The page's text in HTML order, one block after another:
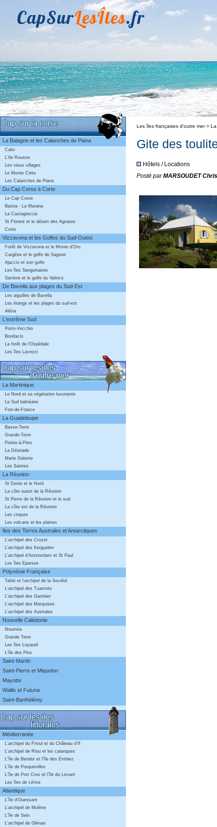
CapSurLesÎles.fr
La Balagne et les Calanches de Piana
Calvi
L'Ile Rousse
Les vieux villages
Le Monte Cinto
Les Calanches de Piana
Du Cap Corse à Corte
Le Cap Corse
Bastia - La Marana
La Castagniccia
St Florent et le désert des Agriates
Corte
Vizzavona et les Golfes du Sud-Ouest
Forêt de Vizzavona et le Monte d'Oro
Cargèse et le golfe de Sagone
Ajaccio et son golfe
Les îles Sanguinaires
Sartène et le golfe du Valinco
De Bavella aux plages du Sud-Est
Les aiguilles de Bavella
Les étangs et les plages du sud-est
Aléria
L'extrême Sud
Porto-Vecchio
Bonifacio
La forêt de l'Ospédale
Les îles Lavezzi
La Martinique
Le Nord et sa végétation luxuriante
Le Sud balnéaire
Fort-de-France
La Guadeloupe
Basse-Terre
Grande-Terre
Pointe-à-Pitre
La Désirade
Marie Galante
Les Saintes
La Réunion
St Denis et le Nord
La côte ouest de la Réunion
St Pierre de la Réunion et le sud
La côte est de la Réunion
Les cirques
Les volcans et les plaines
Iles des Terres Australes et Antarctiques
L'archipel des Crozet
L'archipel des Kerguelen
L'archipel d'Amsterdam et St Paul
Les îles Eparses
Polynésie Française
Tahiti et l'archipel de la Société
L'archipel des Tuamotu
L'archipel des Gambier
L'archipel des Marquises
L'archipel des Australes
Nouvelle Calédonie
Nouméa
Grande Terre
Les îles Loyauté
L'île des Pins
Saint-Martin
Saint-Pierre et Miquelon
Mayotte
Wallis et Futuna
Saint-Barthélémy
Méditerranée
L'archipel du Frioul et du Château d'If
L'archipel de Riou et les calanques
L'île de Bendor et l'île des Embiez
L'île de Porquerolles
L'île de Port Cros et l'île du Levant
Les îles de Lérins
Atlantique
L'île d'Ouessant
L'archipel de Molène
L'île de Sein
L'archipel de Glénan
Les îles françaises d'outre mer >
Gite des
Hôtels / Locations
Posté parMARSOUDET